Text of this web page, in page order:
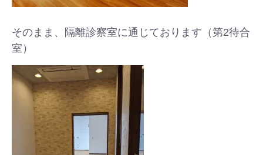
そのまま、隔離診察室に通じております（第2待合
室）